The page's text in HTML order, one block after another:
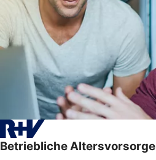
Betriebliche Altersvorsorge